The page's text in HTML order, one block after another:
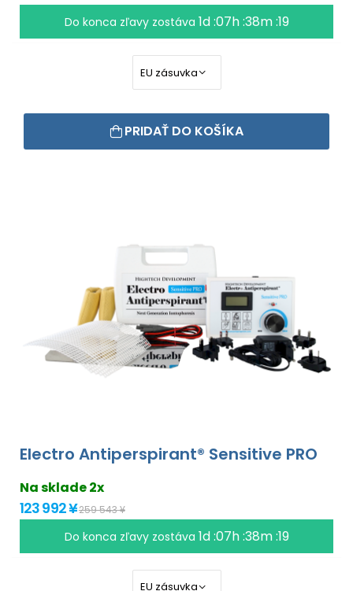
Do konca zľavy zostáva 1d :07h :38m :18
PRIDAŤ DO KOŠÍKA
Electro Antiperspirant® Sensitive PRO
Na sklade 2x
123 992 ¥259 543 ¥
Do konca zľavy zostáva 1d :07h :38m :18